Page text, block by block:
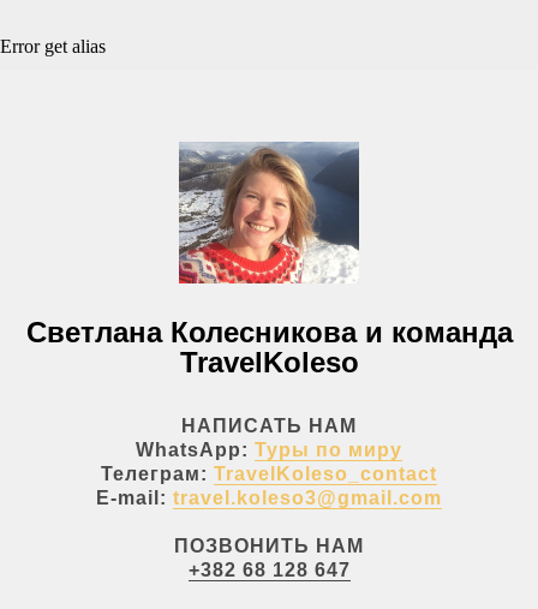
Error get alias
Светлана Колесникова и команда
TravelKoleso
НАПИСАТЬ НАМ
WhatsApp: Туры по миру
Телеграм: TravelKoleso_contact
E-mail: travel.koleso3@gmail.com
ПОЗВОНИТЬ НАМ
+382 68 128 647